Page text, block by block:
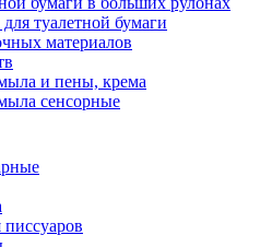
туалетной бумаги
материалов
и пены, крема
сенсорные